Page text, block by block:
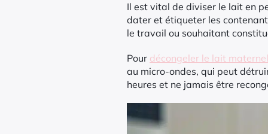
Il est vital de diviser le lait en
dater et étiqueter les
le travail ou souhaitant
Pour décongeler le lait maternel
au micro-ondes, qui peut
heures et ne jamais être